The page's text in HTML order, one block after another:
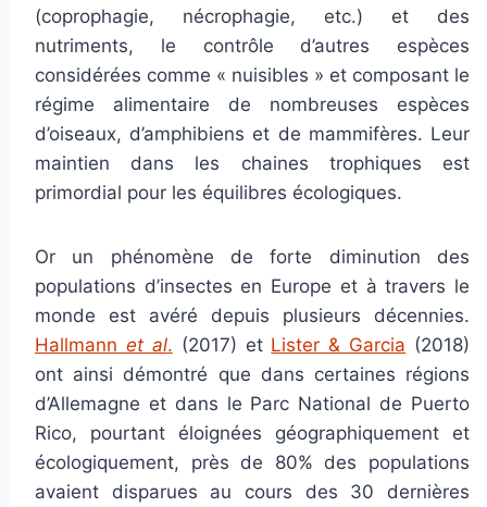
(coprophagie, nécrophagie, etc.) et des
nutriments, le contrôle d’autres espèces
considérées comme « nuisibles » et composant le
régime alimentaire de nombreuses espèces
d’oiseaux, d’amphibiens et de mammifères. Leur
maintien dans les chaines trophiques est
primordial pour les équilibres écologiques.
Or un phénomène de forte diminution des
populations d’insectes en Europe et à travers le
monde est avéré depuis plusieurs décennies.
Hallmann et al. (2017) et Lister & Garcia (2018)
ont ainsi démontré que dans certaines régions
d’Allemagne et dans le Parc National de Puerto
Rico, pourtant éloignées géographiquement et
écologiquement, près de 80% des populations
avaient disparues au cours des 30 dernières